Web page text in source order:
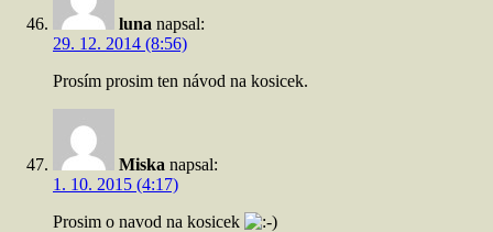
luna napsal:
29. 12. 2014 (8:56)
Prosím prosim ten návod na kosicek.
Miska napsal:
1. 10. 2015 (4:17)
Prosim o navod na kosicek